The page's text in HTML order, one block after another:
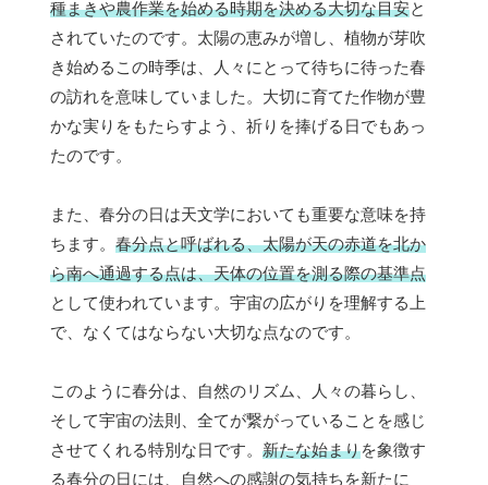
種まきや農作業を始める時期を決める大切な目安と
されていたのです。太陽の恵みが増し、植物が芽吹
き始めるこの時季は、人々にとって待ちに待った春
の訪れを意味していました。大切に育てた作物が豊
かな実りをもたらすよう、祈りを捧げる日でもあっ
たのです。
また、春分の日は天文学においても重要な意味を持
ちます。 春分点と呼ばれる、太陽が天の赤道を北か
ら南へ通過する点は、天体の位置を測る際の基準点
として使われています。宇宙の広がりを理解する上
で、なくてはならない大切な点なのです。
このように春分は、自然のリズム、人々の暮らし、
そして宇宙の法則、全てが繋がっていることを感じ
させてくれる特別な日です。 新たな始まりを象徴す
る春分の日には、自然への感謝の気持ちを新たに